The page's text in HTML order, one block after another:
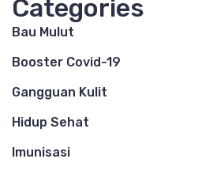
Categories
Bau Mulut
Booster Covid-19
Gangguan Kulit
Hidup Sehat
Imunisasi